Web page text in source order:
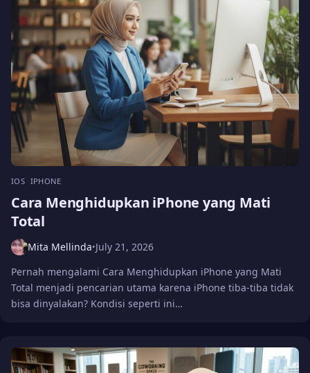
IOS IPHONE
Cara Menghidupkan iPhone yang Mati
Total
Mita Mellinda•July 21, 2026
Pernah mengalami Cara Menghidupkan iPhone yang Mati
Total menjadi pencarian utama karena iPhone tiba-tiba tidak
bisa dinyalakan? Kondisi seperti ini…